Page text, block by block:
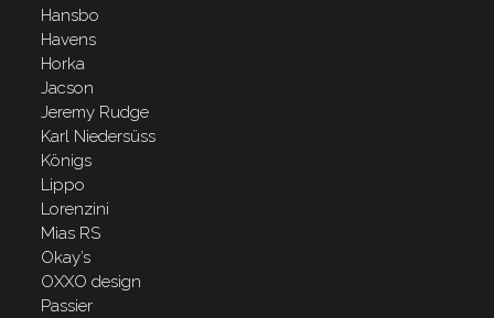
Hansbo
Havens
Horka
Jacson
Jeremy Rudge
Karl Niedersüss
Königs
Lippo
Lorenzini
Mias RS
Okay’s
OXXO design
Passier